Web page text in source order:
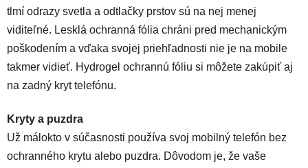
tlmí odrazy svetla a odtlačky prstov sú na nej menej
viditeľné. Lesklá ochranná fólia chráni pred mechanickým
poškodením a vďaka svojej priehľadnosti nie je na mobile
takmer vidieť. Hydrogel ochrannú fóliu si môžete zakúpiť aj
na zadný kryt telefónu.
Kryty a puzdra
Už málokto v súčasnosti používa svoj mobilný telefón bez
ochranného krytu alebo puzdra. Dôvodom je, že vaše